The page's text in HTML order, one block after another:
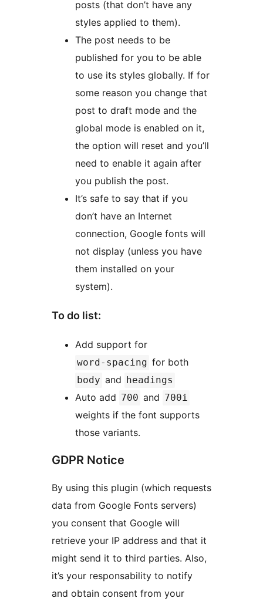
posts (that don’t have any
styles applied to them).
The post needs to be
published for you to be able
to use its styles globally. If for
some reason you change that
post to draft mode and the
global mode is enabled on it,
the option will reset and you’ll
need to enable it again after
you publish the post.
It’s safe to say that if you
don’t have an Internet
connection, Google fonts will
not display (unless you have
them installed on your
system).
To do list:
Add support for
word-spacing for both
body and headings
Auto add 700 and 700i
weights if the font supports
those variants.
GDPR Notice
By using this plugin (which requests
data from Google Fonts servers)
you consent that Google will
retrieve your IP address and that it
might send it to third parties. Also,
it’s your responsability to notify
and obtain consent from your